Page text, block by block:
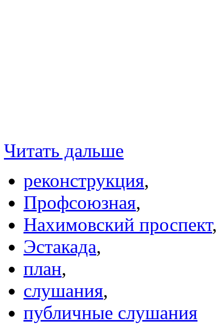
Читать дальше
реконструкция,
Профсоюзная,
Нахимовский проспект,
Эстакада,
план,
слушания,
публичные слушания